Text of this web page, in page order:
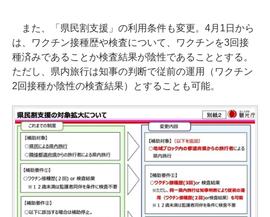
また、「県民割支援」の利用条件も変更。4月1日から
は、ワクチン接種歴や検査について、ワクチンを3回接
種済みであることか検査結果が陰性であることとする。
ただし、県内旅行は知事の判断で従前の運用（ワクチン
2回接種か陰性の検査結果）とすることも可能。